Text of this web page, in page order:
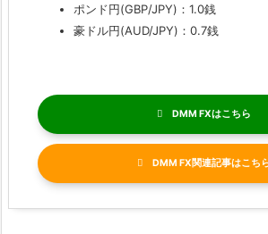
ポンド円(GBP/JPY)：1.0銭
豪ドル円(AUD/JPY)：0.7銭
DMM FX
DMM FX関連記事